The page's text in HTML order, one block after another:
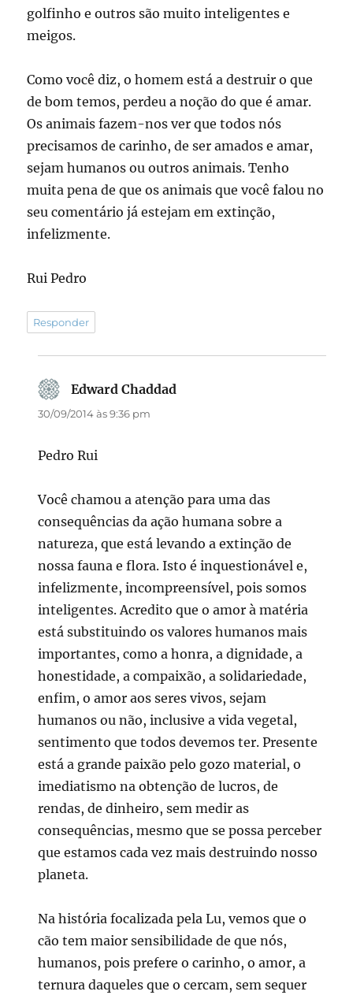
golfinho e outros são muito inteligentes e
meigos.
Como você diz, o homem está a destruir o que
de bom temos, perdeu a noção do que é amar.
Os animais fazem-nos ver que todos nós
precisamos de carinho, de ser amados e amar,
sejam humanos ou outros animais. Tenho
muita pena de que os animais que você falou no
seu comentário já estejam em extinção,
infelizmente.
Rui Pedro
Responder
Edward Chaddad
30/09/2014 às 9:36 pm
Pedro Rui
Você chamou a atenção para uma das
consequências da ação humana sobre a
natureza, que está levando a extinção de
nossa fauna e flora. Isto é inquestionável e,
infelizmente, incompreensível, pois somos
inteligentes. Acredito que o amor à matéria
está substituindo os valores humanos mais
importantes, como a honra, a dignidade, a
honestidade, a compaixão, a solidariedade,
enfim, o amor aos seres vivos, sejam
humanos ou não, inclusive a vida vegetal,
sentimento que todos devemos ter. Presente
está a grande paixão pelo gozo material, o
imediatismo na obtenção de lucros, de
rendas, de dinheiro, sem medir as
consequências, mesmo que se possa perceber
que estamos cada vez mais destruindo nosso
planeta.
Na história focalizada pela Lu, vemos que o
cão tem maior sensibilidade de que nós,
humanos, pois prefere o carinho, o amor, a
ternura daqueles que o cercam, sem sequer